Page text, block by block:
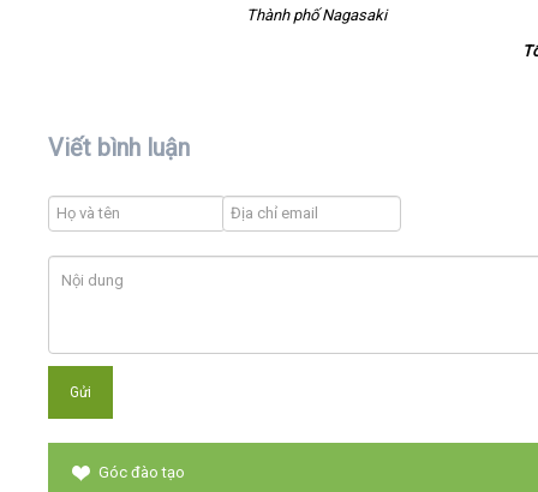
Thành phố Nagasaki
Viết bình luận
Góc đào tạo